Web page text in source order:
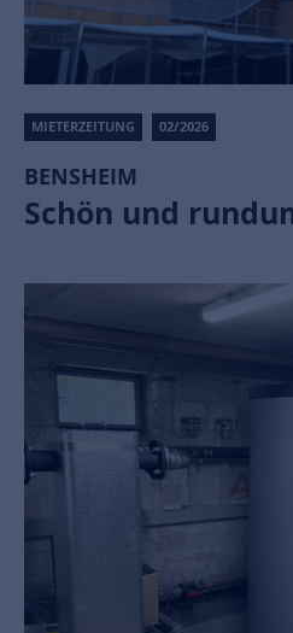
MIETERZEITUNG 02/2026
BENSHEIM
Schön und